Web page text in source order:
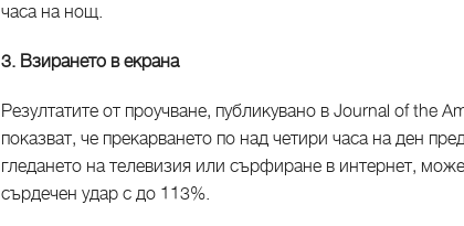
часа на нощ.
3. Взирането в екрана
Резултатите от проучване, публикувано в Journal of the
показват, че прекарването по над четири часа на ден
гледането на телевизия или сърфиране в интернет,
сърдечен удар с до 113%.